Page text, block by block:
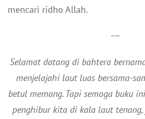
mencari ridho Allah.
~~
Selamat datang di bahtera
menjelajahi laut luas bersama-
betul memang. Tapi semoga buku
penghibur kita di kala laut tenang,